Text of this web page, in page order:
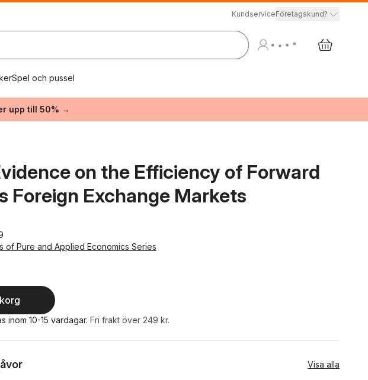
KundserviceFöretagskund?
Spel och pussel
upp till 50% →
on the Efficiency of Forward
Foreign Exchange Markets
of Pure and Applied Economics Series
inom 10-15 vardagar. Fri frakt över 249 kr.
Visa alla